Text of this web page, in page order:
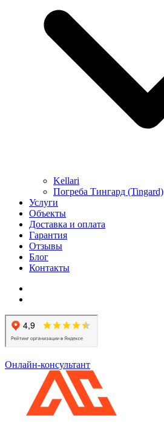
Kellari
Погреба Тингард (Tingard)
Услуги
Объекты
Доставка и оплата
Гарантия
Отзывы
Блог
Контакты
Онлайн-консультант